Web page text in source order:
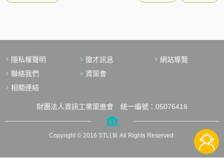
隱私權聲明 徵才訊息
網站導覽
聯絡我們
資策會
相關連結
財團法人資訊工業策進會 統一編號：05076416
Copyright © 2016 STLI,III. All Rights Reserved.